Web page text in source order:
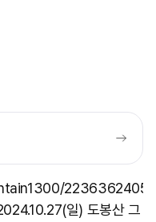
일) 도봉산 그